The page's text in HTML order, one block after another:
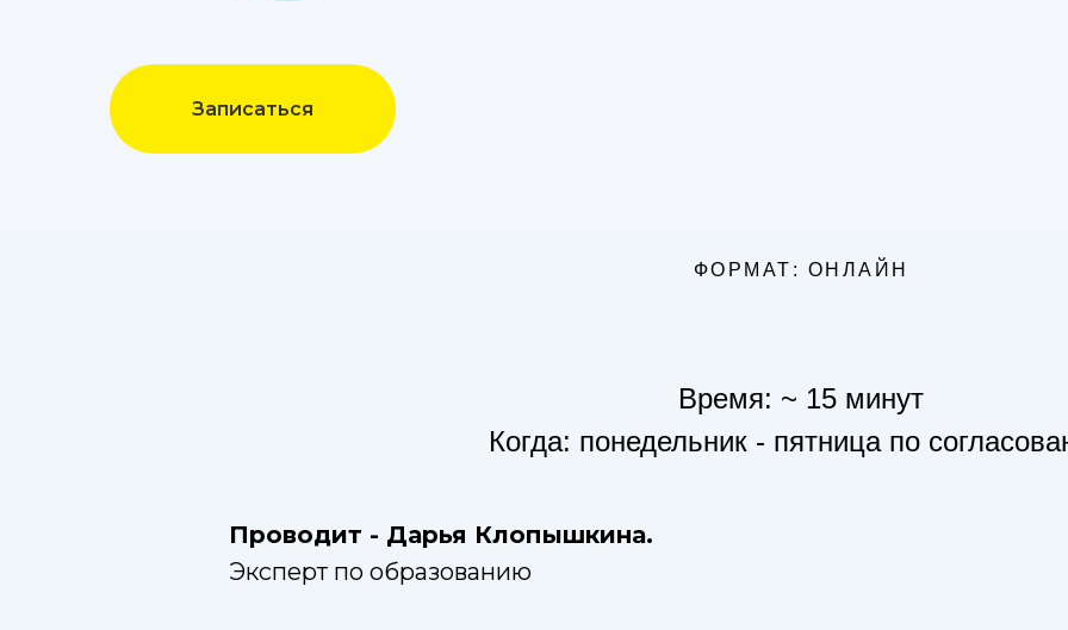
Записаться
ФОРМАТ: ОНЛАЙН
Время: ~ 15 минут
Когда: понедельник - пятница по
Проводит - Дарья Клопышкина.
Эксперт по образованию